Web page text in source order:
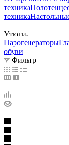
техника
техника
—
Утюги
Парогенераторы
обуви
Фильтр